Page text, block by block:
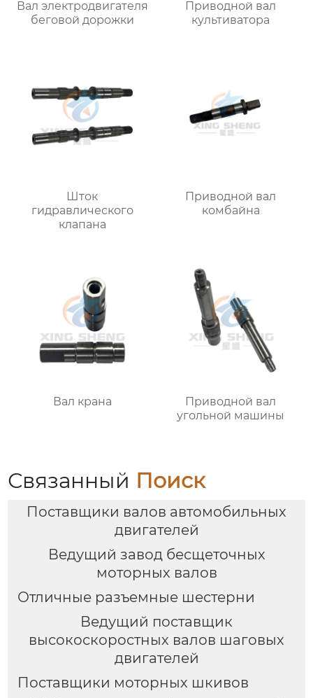
Вал электродвигателя
беговой дорожки
Приводной вал
культиватора
Шток
гидравлического
клапана
Приводной вал
комбайна
Вал крана
Приводной вал
угольной машины
Связанный Поиск
Поставщики валов автомобильных
двигателей
Ведущий завод бесщеточных
моторных валов
Отличные разъемные шестерни
Ведущий поставщик
высокоскоростных валов шаговых
двигателей
Поставщики моторных шкивов